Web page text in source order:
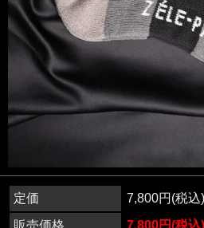
定価
7,800円(税込)
販売価格
7,800円(税込)